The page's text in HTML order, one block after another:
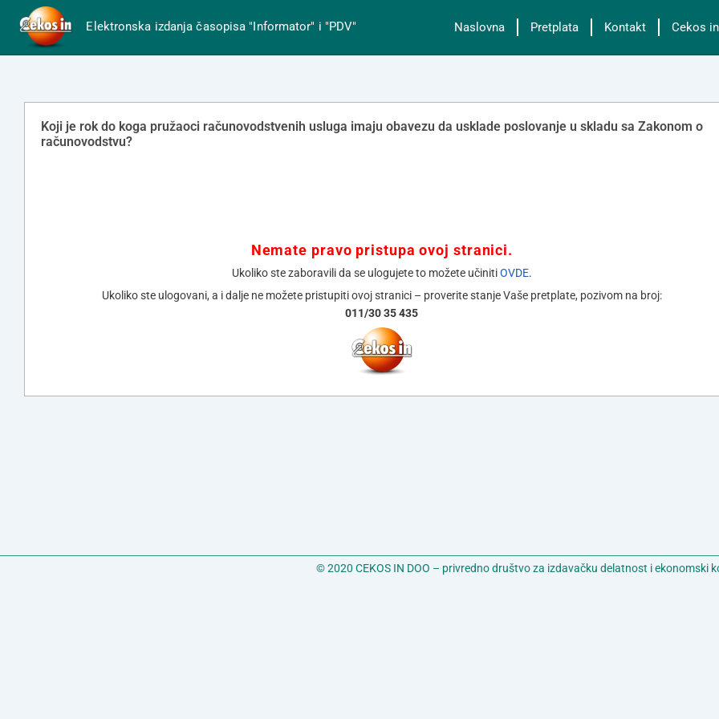
Elektronska izdanja časopisa "Informator" i "PDV" Naslovna Pretplata Kontakt Cekos in
Koji je rok do koga pružaoci računovodstvenih usluga imaju obavezu da usklade poslovanje u skladu sa Zakonom o
računovodstvu?
Nemate pravo pristupa ovoj stranici.
Ukoliko ste zaboravili da se ulogujete to možete učinitiOVDE.
Ukoliko ste ulogovani, a i dalje ne možete pristupiti ovoj stranici – proverite stanje Vaše pretplate, pozivom na broj:
011/30 35 435
© 2020 CEKOS IN DOO – privredno društvo za izdavačku delatnost i ekonomski